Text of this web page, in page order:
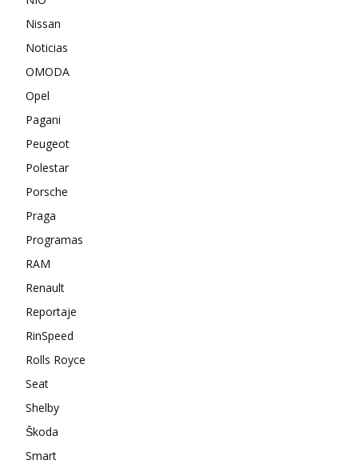
Nissan
Noticias
OMODA
Opel
Pagani
Peugeot
Polestar
Porsche
Praga
Programas
RAM
Renault
Reportaje
RinSpeed
Rolls Royce
Seat
Shelby
Škoda
Smart